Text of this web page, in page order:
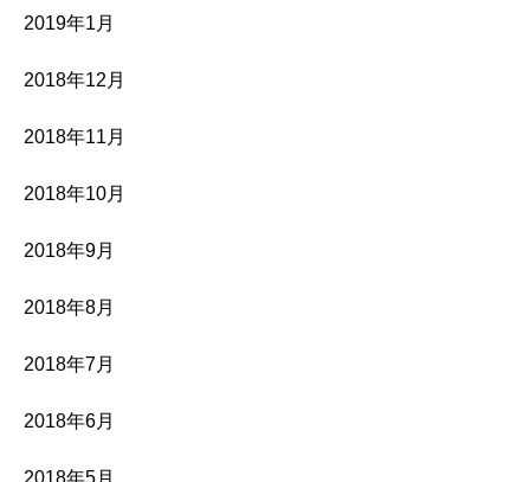
2019年1月
2018年12月
2018年11月
2018年10月
2018年9月
2018年8月
2018年7月
2018年6月
2018年5月